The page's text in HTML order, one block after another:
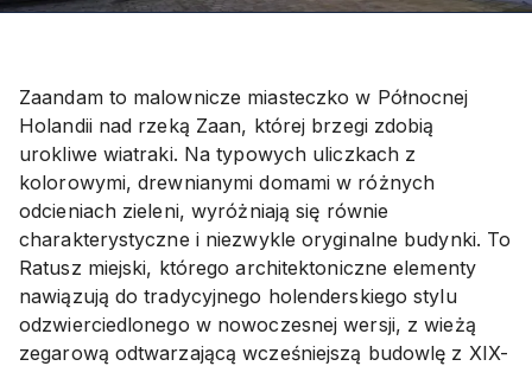
Zaandam to malownicze miasteczko w Północnej
Holandii nad rzeką Zaan, której brzegi zdobią
urokliwe wiatraki. Na typowych uliczkach z
kolorowymi, drewnianymi domami w różnych
odcieniach zieleni, wyróżniają się równie
charakterystyczne i niezwykle oryginalne budynki. To
Ratusz miejski, którego architektoniczne elementy
nawiązują do tradycyjnego holenderskiego stylu
odzwierciedlonego w nowoczesnej wersji, z wieżą
zegarową odtwarzającą wcześniejszą budowlę z XIX-